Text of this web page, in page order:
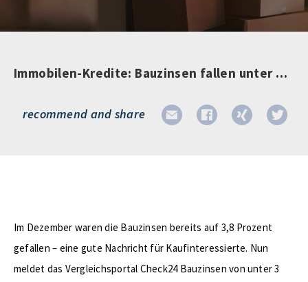
Immobilen-Kredite: Bauzinsen fallen unter drei Prozent
recommend and share
Im Dezember waren die Bauzinsen bereits auf 3,8 Prozent
gefallen – eine gute Nachricht für Kaufinteressierte. Nun
meldet das Vergleichsportal Check24 Bauzinsen von unter 3